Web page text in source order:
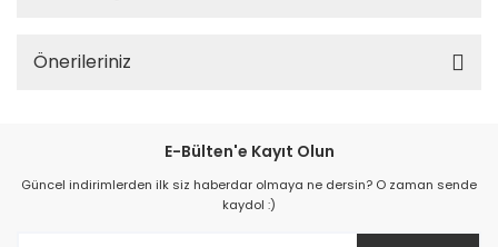
Önerileriniz
E-Bülten'e Kayıt Olun
Güncel indirimlerden ilk siz haberdar olmaya ne dersin? O zaman sende
kaydol :)